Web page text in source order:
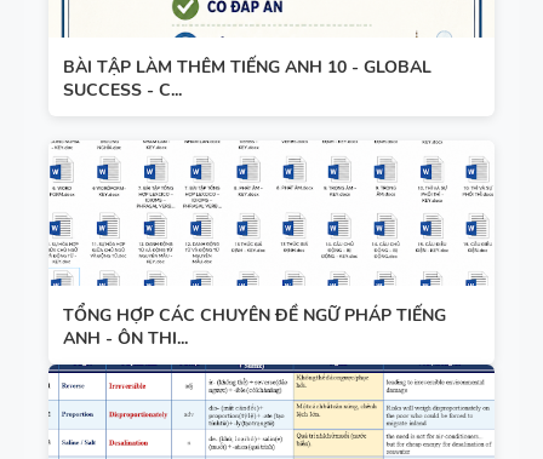
HỌC KỲ 1 -
CÓ ĐÁP ÁN
CHUYÊN ĐỀ
NGỮ PHÁP
SPEAKING
TIẾNG ANH
3
TIẾNG ANH
4 -
CAMBRIDG
BÀI TẬP LÀM THÊM TIẾNG ANH 10 - GLOBAL
SUCCESS - C...
TỔNG HỢP CÁC CHUYÊN ĐỀ NGỮ PHÁP TIẾNG
ANH - ÔN THI...